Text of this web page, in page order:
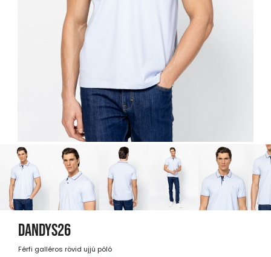
DANDYS26
Férfi galléros rövid ujjú póló